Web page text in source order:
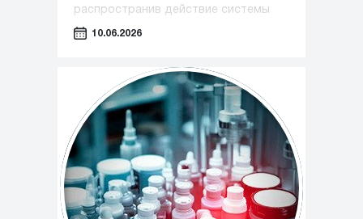
распространив действие системы
обязательной маркировки на новые
10.06.2026